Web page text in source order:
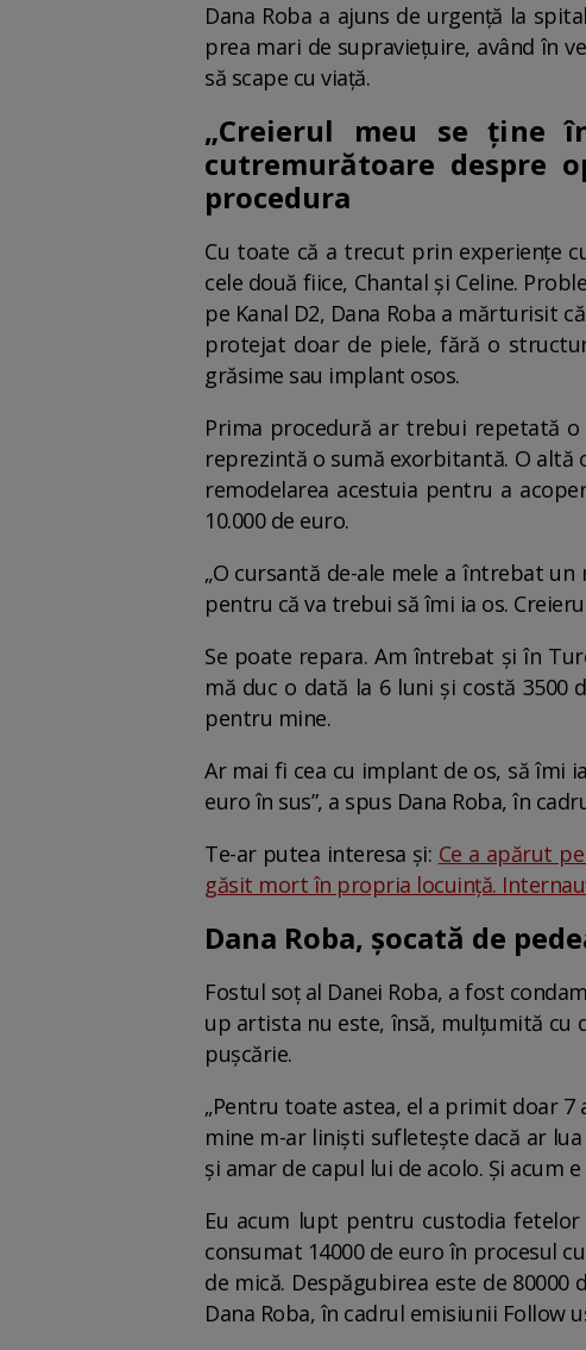
Dana Roba a ajuns de urgență la
prea mari de supraviețuire, având în
să scape cu viață.
„Creierul meu se ține
cutremurătoare despre
procedura
Cu toate că a trecut prin experiențe
cele două fiice, Chantal și Celine.
pe Kanal D2, Dana Roba a mărturisit
protejat doar de piele, fără o
grăsime sau implant osos.
Prima procedură ar trebui repetată o
reprezintă o sumă exorbitantă. O
remodelarea acestuia pentru a
10.000 de euro.
„O cursantă de-ale mele a întrebat
pentru că va trebui să îmi ia os.
Se poate repara. Am întrebat și în
mă duc o dată la 6 luni și costă 3500
pentru mine.
Ar mai fi cea cu implant de os, să îmi
euro în sus”, a spus Dana Roba, în
Te-ar putea interesa și: Ce a apărut
găsit mort în propria locuință.
Dana Roba, șocată de
Fostul soț al Danei Roba, a fost
up artista nu este, însă, mulțumită cu
pușcărie.
„Pentru toate astea, el a primit doar 7
mine m-ar liniști sufletește dacă ar
și amar de capul lui de acolo. Și acum
Eu acum lupt pentru custodia
consumat 14000 de euro în procesul
de mică. Despăgubirea este de
Dana Roba, în cadrul emisiunii Follow